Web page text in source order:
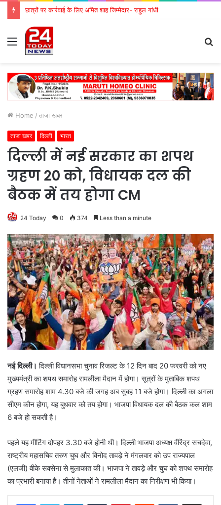
छात्रों पर कार्रवाई के लिए अमित शाह जिम्मेदार- राहुल गांधी
Menu
Home / ताजा खबर
ताजा खबर दिल्ली भारत
दिल्ली में नई सरकार का शपथ
ग्रहण 20 को, विधायक दल की
बैठक में तय होगा CM
24 Today 0 374 Less than a minute
नई दिल्ली। दिल्ली विधानसभा चुनाव रिजल्ट के 12 दिन बाद 20 फरवरी को नए
मुख्यमंत्री का शपथ समारोह रामलीला मैदान में होगा। सूत्रों के मुताबिक शपथ
ग्रहण समारोह शाम 4.30 बजे की जगह अब सुबह 11 बजे होगा। दिल्ली का अगला
सीएम कौन होगा, यह बुधवार को तय होगा। भाजपा विधायक दल की बैठक कल शाम
6 बजे हो सकती है।
पहले यह मीटिंग दोपहर 3.30 बजे होनी थी। दिल्ली भाजपा अध्यक्ष वीरेंद्र सचदेवा,
राष्ट्रीय महासचिव तरुण चुघ और विनोद तावड़े ने मंगलवार को उप राज्यपाल
(एलजी) वीके सक्सेना से मुलाकात की। भाजपा ने तावड़े और चुघ को शपथ समारोह
का प्रभारी बनाया है। तीनों नेताओं ने रामलीला मैदान का निरीक्षण भी किया।